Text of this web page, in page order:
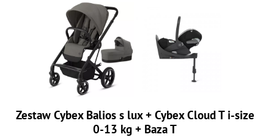
Zestaw Cybex Balios s lux + Cybex Cloud T i-size
0-13 kg + Baza T